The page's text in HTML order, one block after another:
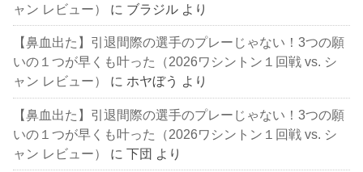
ャン レビュー）
に ブラジル より
【鼻血出た】引退間際の選手のプレーじゃない！3つの願
いの１つが早くも叶った（2026ワシントン１回戦 vs. シ
ャン レビュー）
に ホヤぼう より
【鼻血出た】引退間際の選手のプレーじゃない！3つの願
いの１つが早くも叶った（2026ワシントン１回戦 vs. シ
ャン レビュー）
に下団 より